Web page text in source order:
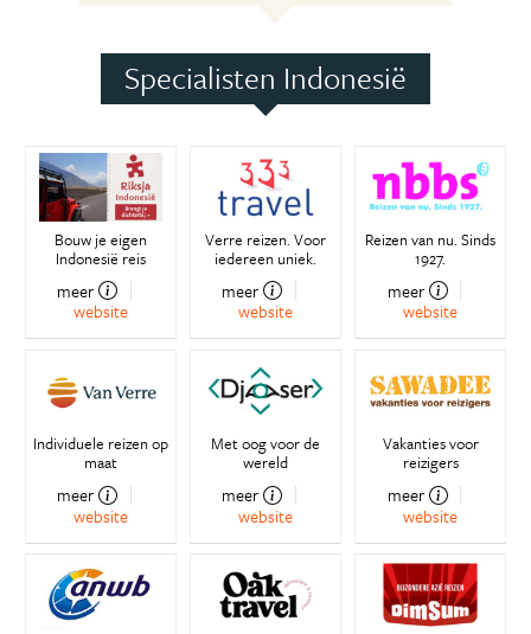
Specialisten Indonesië
Bouw je eigen
Indonesië reis
meer
website
Verre reizen. Voor
iedereen uniek.
meer
website
Reizen van nu. Sinds
1927.
meer
website
Individuele reizen op
maat
meer
website
Met oog voor de
wereld
meer
website
Vakanties voor
reizigers
meer
website